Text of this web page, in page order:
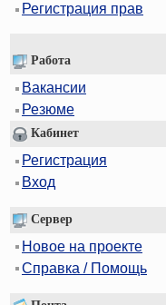
Регистрация прав
Работа
Вакансии
Резюме
Кабинет
Регистрация
Вход
Сервер
Новое на проекте
Справка / Помощь